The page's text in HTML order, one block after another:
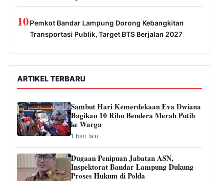
10Pemkot Bandar Lampung Dorong Kebangkitan
Transportasi Publik, Target BTS Berjalan 2027
ARTIKEL TERBARU
Sambut Hari Kemerdekaan Eva Dwiana
Bagikan 10 Ribu Bendera Merah Putih
ke Warga
1 hari lalu
Dugaan Penipuan Jabatan ASN,
Inspektorat Bandar Lampung Dukung
Proses Hukum di Polda